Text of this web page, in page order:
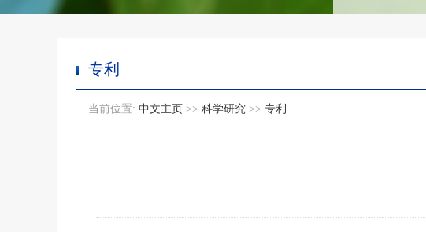
专利
当前位置: 中文主页 >> 科学研究 >> 专利